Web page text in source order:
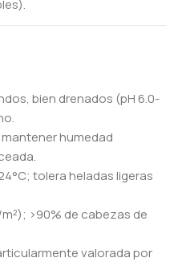
bien drenados (pH 6.0-
humedad
tolera heladas ligeras
>90% de cabezas de
valorada por